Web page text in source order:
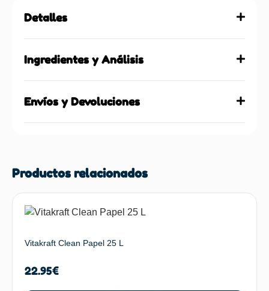
Detalles
Ingredientes y Análisis
Envíos y Devoluciones
Productos relacionados
Vitakraft Clean Papel 25 L
22.95€